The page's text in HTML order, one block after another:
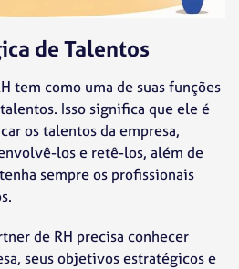
de Talentos
tem como uma de suas funções
Isso significa que ele é
os talentos da empresa,
los e retê-los, além de
sempre os profissionais
de RH precisa conhecer
seus objetivos estratégicos e